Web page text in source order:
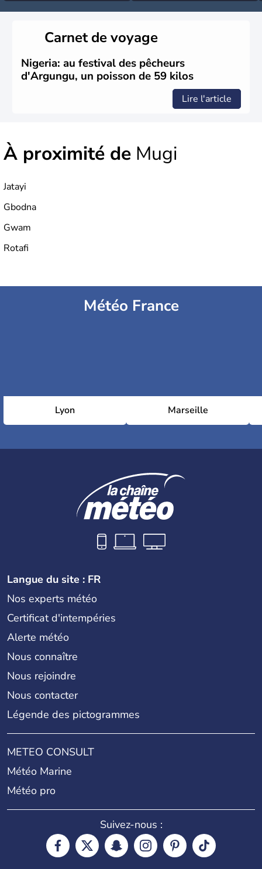
Carnet de voyage
Nigeria: au festival des pêcheurs
d'Argungu, un poisson de 59 kilos
Lire l'article
À proximité de Mugi
Jatayi
Gbodna
Gwam
Rotafi
Météo France
Lyon Marseille
Langue du site : FR
Nos experts météo
Certificat d'intempéries
Alerte météo
Nous connaître
Nous rejoindre
Nous contacter
Légende des pictogrammes
METEO CONSULT
Météo Marine
Météo pro
Suivez-nous :